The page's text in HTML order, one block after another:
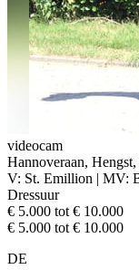
videocam
Hannoveraan,
V: St. Emillion | MV:
Dressuur
€ 5.000 tot € 10.000
€ 5.000 tot € 10.000
DE